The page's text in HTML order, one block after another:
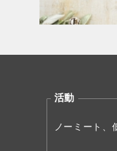
活動
ノーミート、